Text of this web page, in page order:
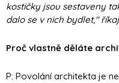
kostičky jsou sestaveny
dalo se v nich bydlet,"
Proč vlastně děláte
P: Povolání architekta je